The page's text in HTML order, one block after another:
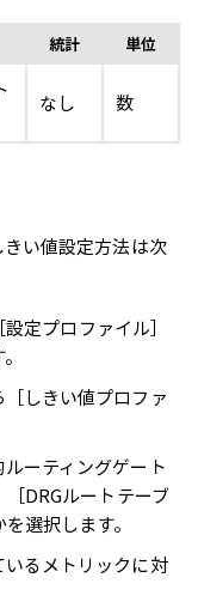
統計 単位
なし 数
い値設定方法は次
定プロファイル］
［しきい値プロファ
ーティングゲート
DRGルートテーブ
選択します。
るメトリックに対